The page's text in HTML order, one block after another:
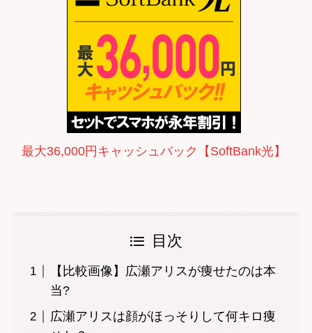
最大36,000円キャッシュバック【SoftBank光】
目次
【比較画像】広瀬アリスが痩せたのは本
当?
広瀬アリスは顔がほっそりして何キロ痩